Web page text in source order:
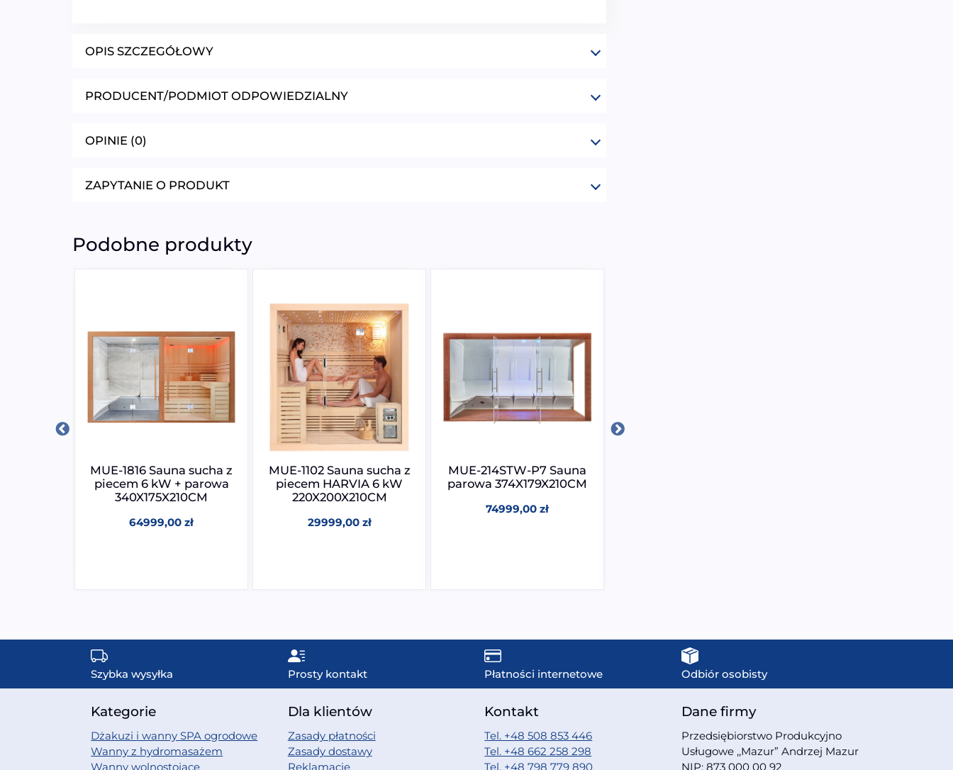
OPIS SZCZEGÓŁOWY
PRODUCENT/PODMIOT ODPOWIEDZIALNY
OPINIE (0)
ZAPYTANIE O PRODUKT
Podobne produkty
MUE-1816 Sauna sucha z
piecem 6 kW + parowa
340X175X210CM
64999,00 zł
MUE-1102 Sauna sucha z
piecem HARVIA 6 kW
220X200X210CM
29999,00 zł
MUE-214STW-P7 Sauna
parowa 374X179X210CM
74999,00 zł
Szybka wysyłka Prosty kontakt Płatności internetowe Odbiór osobisty
Kategorie
Dżakuzi i wanny SPA ogrodowe
Wanny z hydromasażem
Wanny wolnostojące
Dla klientów
Zasady płatności
Zasady dostawy
Reklamacje
Kontakt
Tel. +48 508 853 446
Tel. +48 662 258 298
Tel. +48 798 779 890
Dane firmy
Przedsiębiorstwo Produkcyjno
Usługowe ,,Mazur” Andrzej Mazur
NIP: 873 000 00 92